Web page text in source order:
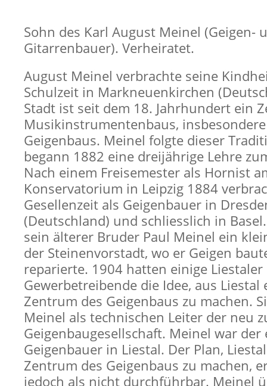
Sohn des Karl August Meinel (Geigen-
Gitarrenbauer). Verheiratet.
August Meinel verbrachte seine
Schulzeit in Markneuenkirchen
Stadt ist seit dem 18. Jahrhundert ein
Musikinstrumentenbaus,
Geigenbaus. Meinel folgte dieser
begann 1882 eine dreijährige Lehre
Nach einem Freisemester als Hornist
Konservatorium in Leipzig 1884
Gesellenzeit als Geigenbauer in
(Deutschland) und schliesslich in
sein älterer Bruder Paul Meinel ein
der Steinenvorstadt, wo er Geigen
reparierte. 1904 hatten einige Liestaler
Gewerbetreibende die Idee, aus Liestal
Zentrum des Geigenbaus zu machen.
Meinel als technischen Leiter der neu
Geigenbaugesellschaft. Meinel war der
Geigenbauer in Liestal. Der Plan,
Zentrum des Geigenbaus zu machen,
jedoch als nicht durchführbar. Meinel